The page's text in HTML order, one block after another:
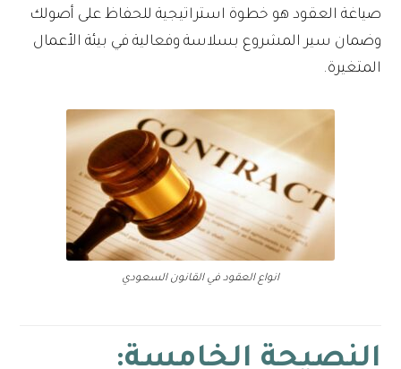
صياغة العقود هو خطوة استراتيجية للحفاظ على أصولك
وضمان سير المشروع بسلاسة وفعالية في بيئة الأعمال
المتغيرة.
انواع العقود في القانون السعودي
النصيحة الخامسة: